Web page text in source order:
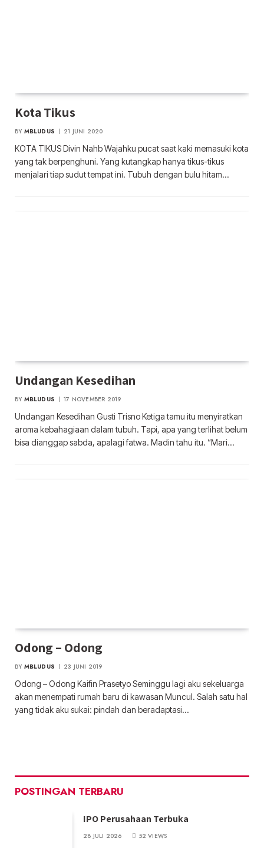
Kota Tikus
BY MBLUDUS 21 JUNI 2020
KOTA TIKUS Divin Nahb Wajahku pucat saat kaki memasuki kota
yang tak berpenghuni. Yang kutangkap hanya tikus-tikus
menjalari tiap sudut tempat ini. Tubuh dengan bulu hitam…
Undangan Kesedihan
BY MBLUDUS 17 NOVEMBER 2019
Undangan Kesedihan Gusti Trisno Ketiga tamu itu menyiratkan
aroma kebahagiaan dalam tubuh. Tapi, apa yang terlihat belum
bisa dianggap sabda, apalagi fatwa. Madin tahu itu. “Mari…
Odong – Odong
BY MBLUDUS 23 JUNI 2019
Odong – Odong Kaifin Prasetyo Seminggu lagi aku sekeluarga
akan menempati rumah baru di kawasan Muncul. Salah satu hal
yang tidak aku sukai: pindah dan beradaptasi…
POSTINGAN TERBARU
IPO Perusahaan Terbuka
28 JULI 2026 52VIEWS